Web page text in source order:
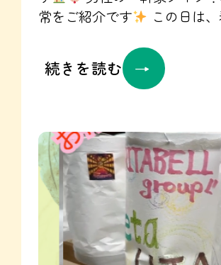
ださいね✉
お問い合わせはこちらか
ら☞https://seta-gh.jp/
常をご紹介です
宅し、看護職員がいたため 喜んでくだ
さり、リビングでたくさんお
室で音楽を聴いて過ごされて
この日のご飯は・・・焼き魚！ ふ
けごはんに、焼き魚、みそ汁と 副菜
種類！フルーツはバナナ
で
食をご紹介でしたが、和食ば
なく 麻婆豆腐などの中華！ そして、そ
うめんやうどんなどの麺類も
続きを読む